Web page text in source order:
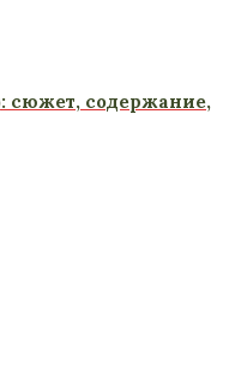
сюжет, содержание,